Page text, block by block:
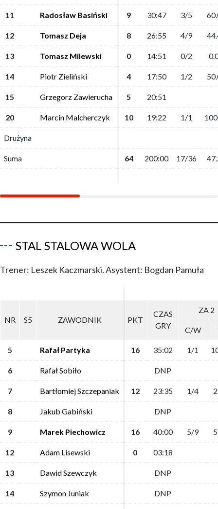
11 Radosław Basiński 9 30:47 3/5
12 Tomasz Deja 8 26:55 4/9
13 Tomasz Milewski 0 14:51 0/2
14 Piotr Zieliński 4 17:50 1/2
15 Grzegorz Zawierucha 5 20:51
20 Marcin Malcherczyk 10 19:22 1/1
Drużyna
Suma 64 200:00 17/36
11 Radosław Basiński 9 30:47 3/5
12 Tomasz Deja 8 26:55 4/9
13 Tomasz Milewski 0 14:51 0/2
14 Piotr Zieliński 4 17:50 1/2
15 Grzegorz Zawierucha 5 20:51
20 Marcin Malcherczyk 10 19:22 1/1
Drużyna
Suma 64 200:00 17/36
STAL STALOWA WOLA
Trener: Leszek Kaczmarski. Asystent: Bogdan Pamuła
NR S5 ZAWODNIK PKT
CZAS
GRY
ZA 2
C/W
5 Rafał Partyka 16 35:02 1/1
6 Rafał Sobiło DNP
7 Bartłomiej Szczepaniak 12 23:35 1/4
8 Jakub Gabiński DNP
9 Marek Piechowicz 16 40:00 5/9
12 Adam Lisewski 0 03:18
13 Dawid Szewczyk DNP
14 Szymon Juniak DNP
NR S5 ZAWODNIK PKT
CZAS
GRY
ZA 2
C/W
5 Rafał Partyka 16 35:02 1/1
6 Rafał Sobiło DNP
7 Bartłomiej Szczepaniak 12 23:35 1/4
8 Jakub Gabiński DNP
9 Marek Piechowicz 16 40:00 5/9
12 Adam Lisewski 0 03:18
13 Dawid Szewczyk DNP
14 Szymon Juniak DNP